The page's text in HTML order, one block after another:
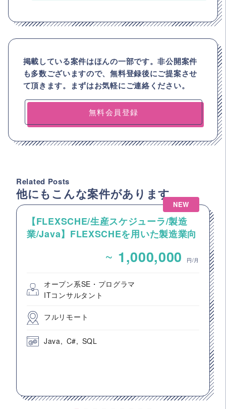
掲載している案件はほんの一部です。非公開案件
も多数ございますので、無料登録後にご提案させ
て頂きます。まずはお気軽にご連絡ください。
無料会員登録
Related Posts
他にもこんな案件があります
NEW
【FLEXSCHE/生産スケジューラ/製造
業/Java】FLEXSCHEを用いた製造業向
~ 1,000,000 円/月
オープン系SE・プログラマ
ITコンサルタント
フルリモート
Java C# SQL